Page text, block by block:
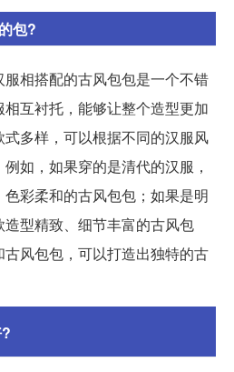
包?
相搭配的古风包包是一个不错
互衬托，能够让整个造型更加
多样，可以根据不同的汉服风
如，如果穿的是清代的汉服，
彩柔和的古风包包；如果是明
型精致、细节丰富的古风包
风包包，可以打造出独特的古